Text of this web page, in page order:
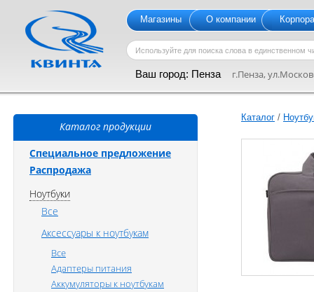
Магазины О компании
Ваш город: Пенза г.Пенза,
Каталог /
Каталог продукции
Специальное предложение
Распродажа
Ноутбуки
Все
Аксессуары к ноутбукам
Все
Адаптеры питания
Аккумуляторы к ноутбукам